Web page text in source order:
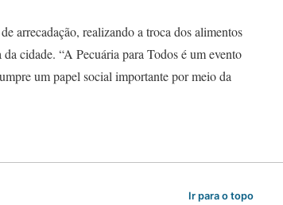
arrecadação, realizando a troca dos alimentos
cidade. “A Pecuária para Todos é um evento
um papel social importante por meio da
Ir para o topo